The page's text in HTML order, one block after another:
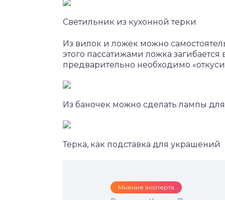
Светильник из кухонной терки
Из вилок и ложек можно
этого пассатижами ложка
предварительно необходимо
Из баночек можно сделать лампы
Терка, как подставка для украшений
Мнение эксперта